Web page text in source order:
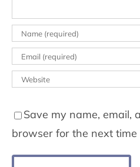
Save my name, email,
browser for the next time